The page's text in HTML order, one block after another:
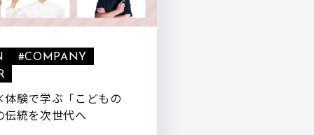
験で学ぶ「こどもの
伝統を次世代へ
#COMPANY